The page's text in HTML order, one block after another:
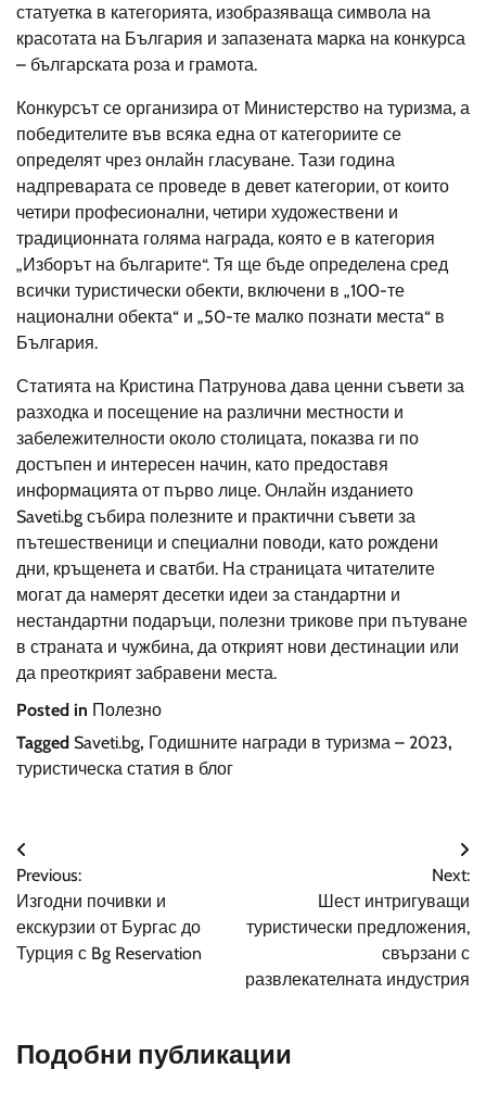
статуетка в категорията, изобразяваща символа на
красотата на България и запазената марка на конкурса
– българската роза и грамота.
Конкурсът се организира от Министерство на туризма, а
победителите във всяка една от категориите се
определят чрез онлайн гласуване. Тази година
надпреварата се проведе в девет категории, от които
четири професионални, четири художествени и
традиционната голяма награда, която е в категория
„Изборът на българите“. Тя ще бъде определена сред
всички туристически обекти, включени в „100-те
национални обекта“ и „50-те малко познати места“ в
България.
Статията на Кристина Патрунова дава ценни съвети за
разходка и посещение на различни местности и
забележителности около столицата, показва ги по
достъпен и интересен начин, като предоставя
информацията от първо лице. Онлайн изданието
Saveti.bg събира полезните и практични съвети за
пътешественици и специални поводи, като рождени
дни, кръщенета и сватби. На страницата читателите
могат да намерят десетки идеи за стандартни и
нестандартни подаръци, полезни трикове при пътуване
в страната и чужбина, да открият нови дестинации или
да преоткрият забравени места.
Posted in Полезно
Tagged Saveti.bg, Годишните награди в туризма – 2023,
туристическа статия в блог
Навигация
Previous:
Изгодни почивки и
екскурзии от Бургас до
Турция с Bg Reservation
Next:
Шест интригуващи
туристически предложения,
свързани с
развлекателната индустрия
Подобни публикации